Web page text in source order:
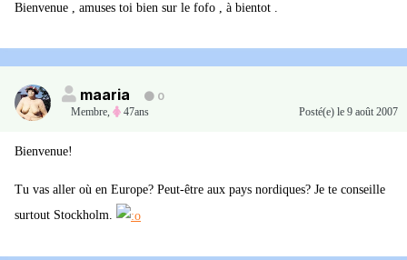
Bienvenue , amuses toi bien sur le fofo , à bientot .
maaria
0
Membre, 47ans Posté(e) le 9 août 2007
Bienvenue!
Tu vas aller où en Europe? Peut-être aux pays nordiques? Je te conseille
surtout Stockholm.